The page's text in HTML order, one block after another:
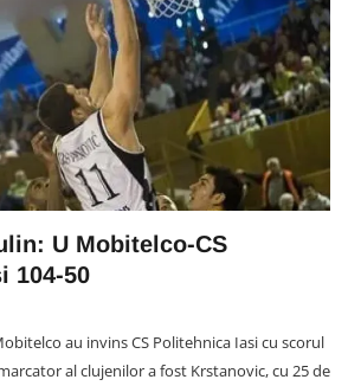
U Mobitelco-CS
104-50
au invins CS Politehnica Iasi cu scorul
al clujenilor a fost Krstanovic, cu 25 de